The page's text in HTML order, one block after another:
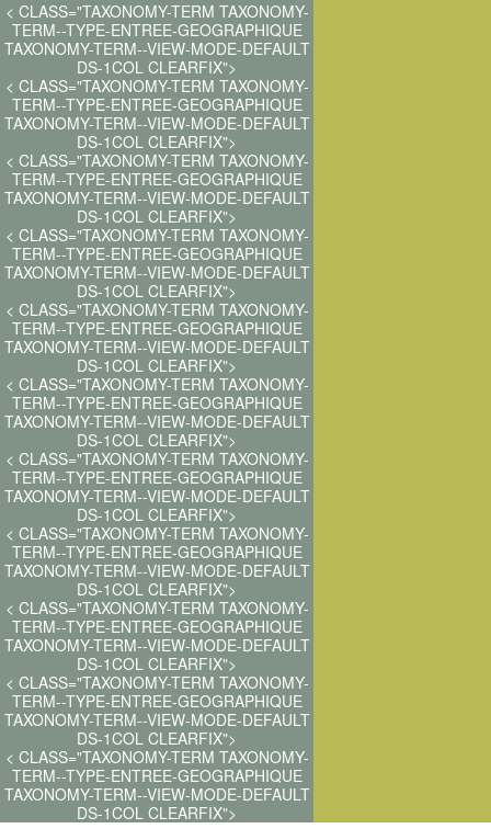
< CLASS="TAXONOMY-TERM TAXONOMY-
TERM--TYPE-ENTREE-GEOGRAPHIQUE
TAXONOMY-TERM--VIEW-MODE-DEFAULT
DS-1COL CLEARFIX">
< CLASS="TAXONOMY-TERM TAXONOMY-
TERM--TYPE-ENTREE-GEOGRAPHIQUE
TAXONOMY-TERM--VIEW-MODE-DEFAULT
DS-1COL CLEARFIX">
< CLASS="TAXONOMY-TERM TAXONOMY-
TERM--TYPE-ENTREE-GEOGRAPHIQUE
TAXONOMY-TERM--VIEW-MODE-DEFAULT
DS-1COL CLEARFIX">
< CLASS="TAXONOMY-TERM TAXONOMY-
TERM--TYPE-ENTREE-GEOGRAPHIQUE
TAXONOMY-TERM--VIEW-MODE-DEFAULT
DS-1COL CLEARFIX">
< CLASS="TAXONOMY-TERM TAXONOMY-
TERM--TYPE-ENTREE-GEOGRAPHIQUE
TAXONOMY-TERM--VIEW-MODE-DEFAULT
DS-1COL CLEARFIX">
< CLASS="TAXONOMY-TERM TAXONOMY-
TERM--TYPE-ENTREE-GEOGRAPHIQUE
TAXONOMY-TERM--VIEW-MODE-DEFAULT
DS-1COL CLEARFIX">
< CLASS="TAXONOMY-TERM TAXONOMY-
TERM--TYPE-ENTREE-GEOGRAPHIQUE
TAXONOMY-TERM--VIEW-MODE-DEFAULT
DS-1COL CLEARFIX">
< CLASS="TAXONOMY-TERM TAXONOMY-
TERM--TYPE-ENTREE-GEOGRAPHIQUE
TAXONOMY-TERM--VIEW-MODE-DEFAULT
DS-1COL CLEARFIX">
< CLASS="TAXONOMY-TERM TAXONOMY-
TERM--TYPE-ENTREE-GEOGRAPHIQUE
TAXONOMY-TERM--VIEW-MODE-DEFAULT
DS-1COL CLEARFIX">
< CLASS="TAXONOMY-TERM TAXONOMY-
TERM--TYPE-ENTREE-GEOGRAPHIQUE
TAXONOMY-TERM--VIEW-MODE-DEFAULT
DS-1COL CLEARFIX">
< CLASS="TAXONOMY-TERM TAXONOMY-
TERM--TYPE-ENTREE-GEOGRAPHIQUE
TAXONOMY-TERM--VIEW-MODE-DEFAULT
DS-1COL CLEARFIX">